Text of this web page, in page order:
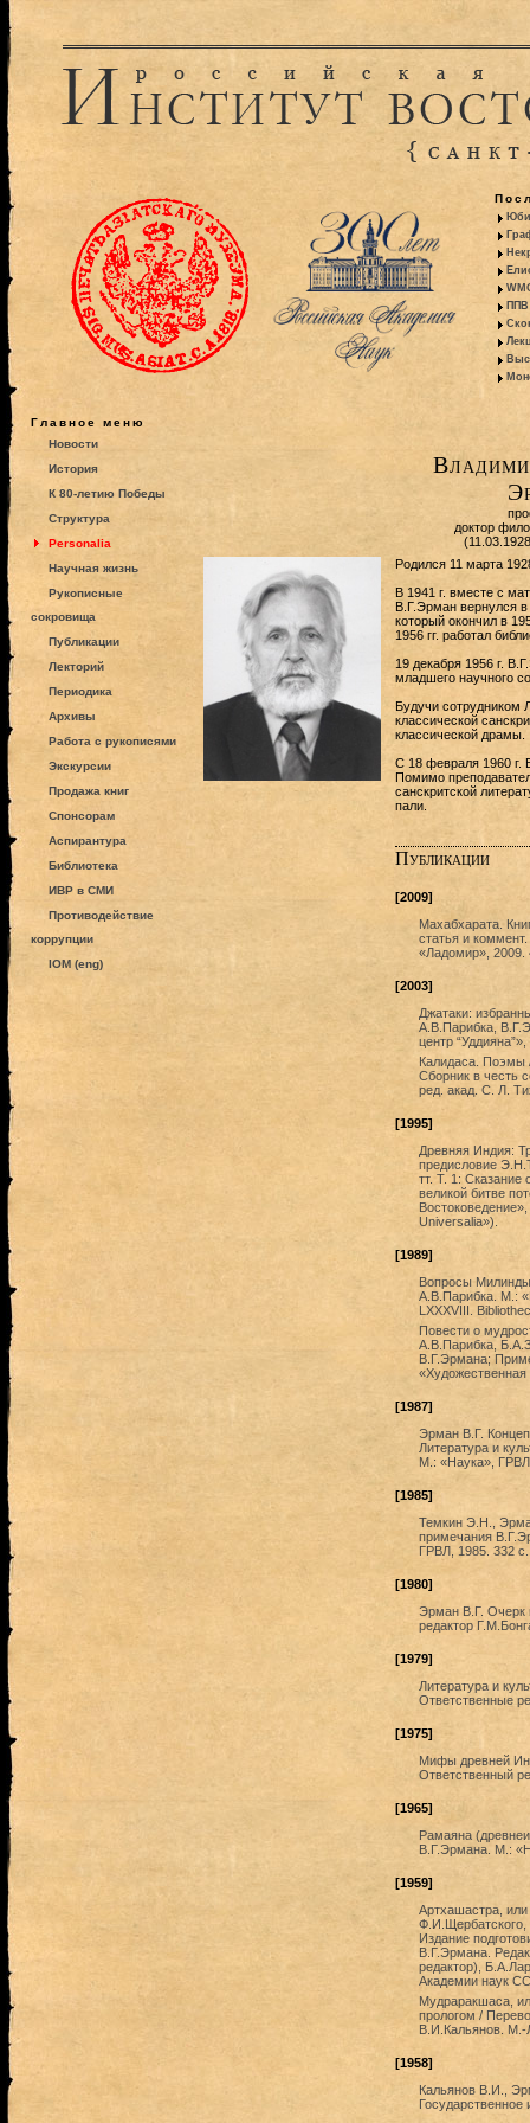
ППВ
Главное меню
Новости
История
К 80-летию Победы
Структура
Personalia
Научная жизнь
Рукописные
сокровища
Публикации
Лекторий
Периодика
Архивы
Работа с рукописями
Экскурсии
Продажа книг
Спонсорам
Аспирантура
Библиотека
ИВР в СМИ
Противодействие
коррупции
IOM (eng)
доктор
Родился 11 марта
В 1941 г. вместе с
В.Г.Эрман вернулся в
который окончил в
1956 гг. работал
19 декабря 1956 г.
младшего научного
Будучи
классической
классической драмы.
C 18 февраля 1960 г.
Помимо
санскритской
пали.
Публикации
[2009]
Махабхарата.
статья и
«Ладомир», 2009.
[2003]
Джатаки:
А.В.Парибка,
центр
Калидаса. Поэмы
Сборник в честь
ред. акад. С. Л.
[1995]
Древняя Индия:
предисловие
тт. Т. 1:
великой битве
Universalia»).
[1989]
Вопросы
А.В.Парибка. М.:
LXXXVIII.
Повести о
А.В.Парибка,
В.Г.Эрмана;
«Художественная
[1987]
Эрман В.Г.
Литература и
М.: «Наука»,
[1985]
Темкин Э.Н.,
примечания
ГРВЛ, 1985. 332 с.
[1980]
Эрман В.Г. Очерк
редактор
[1979]
Литература и
Ответственные
[1975]
Мифы древней
Ответственный
[1965]
Рамаяна
В.Г.Эрмана. М.:
[1959]
Артхашастра,
Издание
В.Г.Эрмана.
редактор),
Академии наук
Мудраракшаса,
прологом /
В.И.Кальянов. М.-
[1958]
Кальянов В.И.,
Государственное